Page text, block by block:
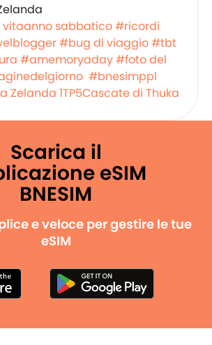
sabbatico#ricordi
#bug di viaggio#tbt
#amemoryaday#foto del
#bnesimppl
Zelanda 1TP5Cascate di Thuka
Scarica il
eSIM
BNESIM
e veloce per gestire le tue
eSIM